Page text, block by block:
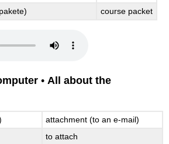
course packet
•All about the
attachment (to an e-mail)
to attach